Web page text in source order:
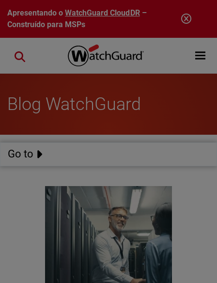
Pular para o conteúdo principal
Apresentando oWatchGuard CloudDR–
Construído para MSPs
Open
Close search
Blog WatchGuard
Go to